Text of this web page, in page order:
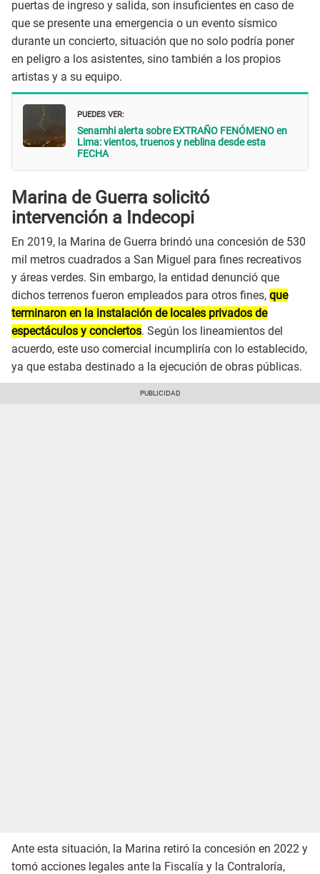
puertas de ingreso y salida, son insuficientes en caso de
que se presente una emergencia o un evento sísmico
durante un concierto, situación que no solo podría poner
en peligro a los asistentes, sino también a los propios
artistas y a su equipo.
PUEDES VER:
Senamhi alerta sobre EXTRAÑO FENÓMENO en
Lima: vientos, truenos y neblina desde esta
FECHA
Marina de Guerra solicitó
intervención a Indecopi
En 2019, la Marina de Guerra brindó una concesión de 530
mil metros cuadrados a San Miguel para fines recreativos
y áreas verdes. Sin embargo, la entidad denunció que
dichos terrenos fueron empleados para otros fines, que
terminaron en la instalación de locales privados de
espectáculos y conciertos. Según los lineamientos del
acuerdo, este uso comercial incumpliría con lo establecido,
ya que estaba destinado a la ejecución de obras públicas.
Ante esta situación, la Marina retiró la concesión en 2022 y
tomó acciones legales ante la Fiscalía y la Contraloría,